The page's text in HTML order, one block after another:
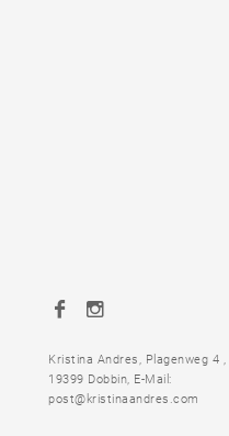
Facebook
Kristina Andres, Plagenweg 4 ,
19399 Dobbin, E-Mail:
post@kristinaandres.com